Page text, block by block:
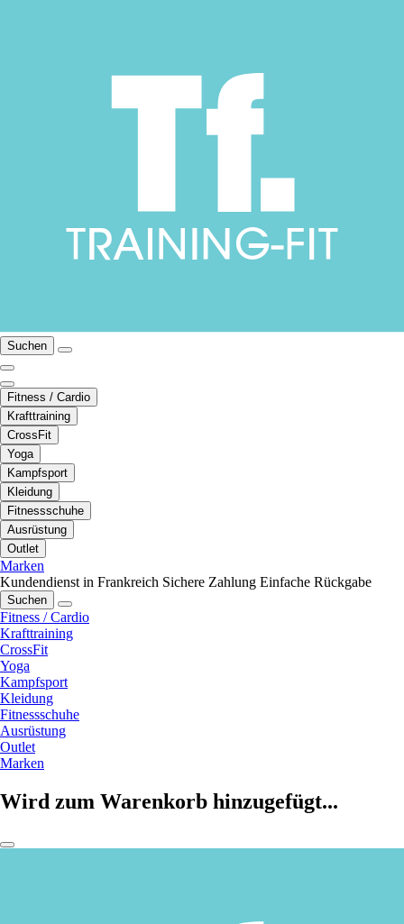
Suchen
Fitness / Cardio
Krafttraining
CrossFit
Yoga
Kampfsport
Kleidung
Fitnessschuhe
Ausrüstung
Outlet
Marken
Kundendienst in Frankreich Sichere Zahlung Einfache Rückgabe
Suchen
Fitness / Cardio
Krafttraining
CrossFit
Yoga
Kampfsport
Kleidung
Fitnessschuhe
Ausrüstung
Outlet
Marken
Wird zum Warenkorb hinzugefügt...